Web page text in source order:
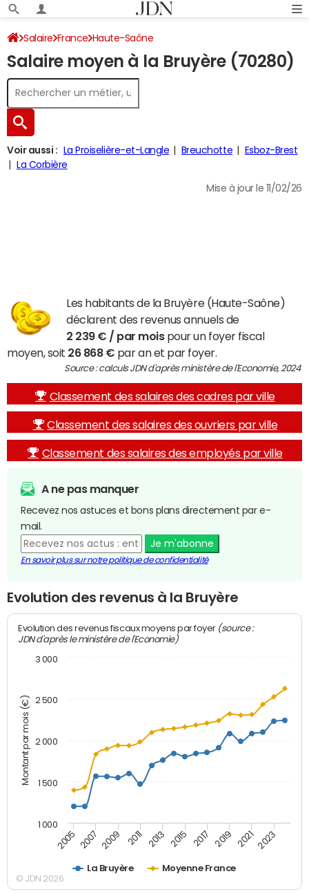
Salaire France Haute-Saône
Salaire moyen à la Bruyère (70280)
Voir aussi : La Proiselière-et-Langle Breuchotte
Esboz-Brest
La Corbière
Mise à jour le 11/02/26
Les habitants de la Bruyère (Haute-Saône)
déclarent des revenus annuels de
2 239 € / par moispour un foyer fiscal
moyen, soit 26 868 € par an et par foyer.
Source : calculs JDN d'après ministère de l'Economie, 2024
Classement des salaires des cadres par ville
Classement des salaires des ouvriers par ville
Classement des salaires des employés par ville
A ne pas manquer
Recevez nos astuces et bons plans directement par e-
mail.
Je m'abonne
En savoir plus sur notre politique de confidentialité
Evolution des revenus à la Bruyère
Montant par mois (€)
Evolution des revenus fiscaux moyens par foyer (source :
JDN d'après le ministère de l'Economie)
La Bruyère Moyenne France
2005 2007 2009 2011 2013 2015 2017 2019 2021 2023
1 000
1 500
2 000
2 500
3 000
© JDN 2026